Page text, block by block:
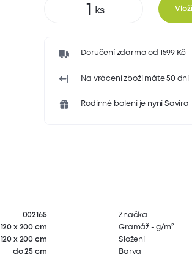
Doručení zdarma od 1599 Kč
Na vrácení zboží máte 50 dní
Rodinné balení je nyní Savira
002165
120 x 200 cm
120 x 200 cm
do 25 cm
Značka
Gramáž - g/m²
Složení
Barva